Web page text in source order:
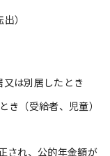
）
は別居したとき
き（受給者、児童）
され、公的年金額が